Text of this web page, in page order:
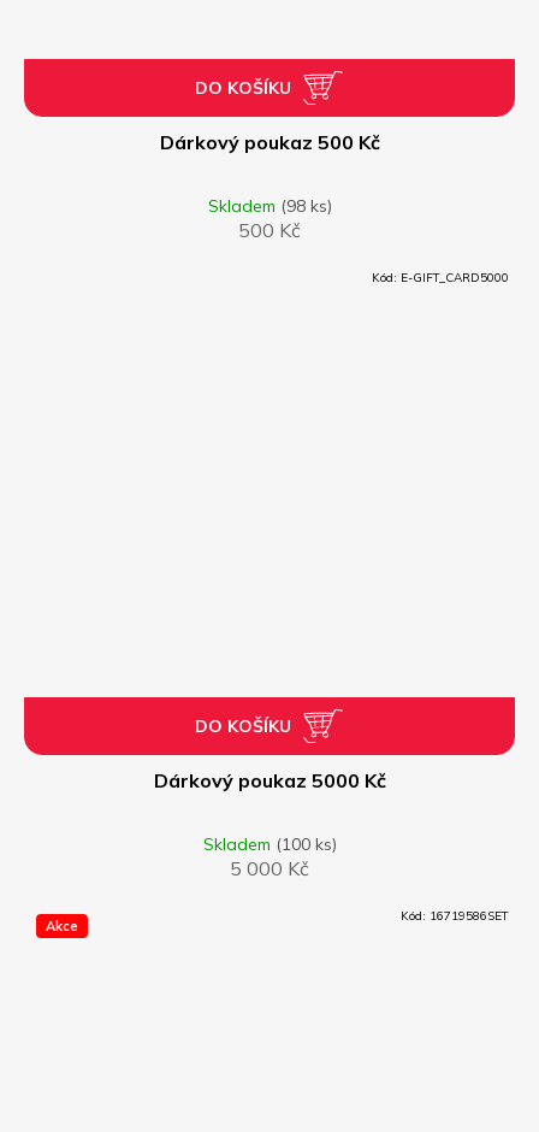
Dárkový poukaz 500 Kč
Skladem (98 ks)
500 Kč
DO KOŠÍKU
Dárkový poukaz 5000 Kč
Skladem (100 ks)
5 000 Kč
DO KOŠÍKU
Kód: E-GIFT_CARD5000
Akce
Kód: 16719586SET